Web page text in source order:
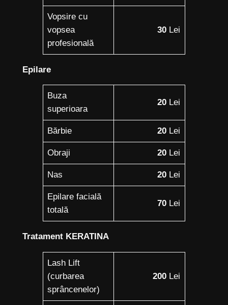
Vopsire cu
vopsea
profesională
30 Lei
Epilare
Buza
superioara
20 Lei
Bărbie 20 Lei
Obraji 20 Lei
Nas 20 Lei
Epilare facială
totală
70 Lei
Tratament KERATINA
Lash Lift
(curbarea
sprâncenelor)
200 Lei